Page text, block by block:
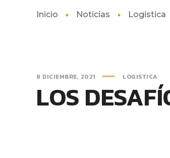
Inicio Noticias Logistica
8 DICIEMBRE, 2021 LOGISTICA
LOS